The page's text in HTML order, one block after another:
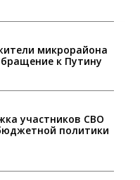
микрорайона
к Путину
участников СВО
политики